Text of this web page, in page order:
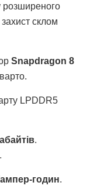
розширеного
склом
Snapdragon 8
LPDDR5
.
годин.